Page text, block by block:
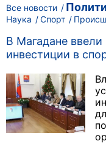
Все новости
Наука
Спорт
В Магадане
инвестиции в